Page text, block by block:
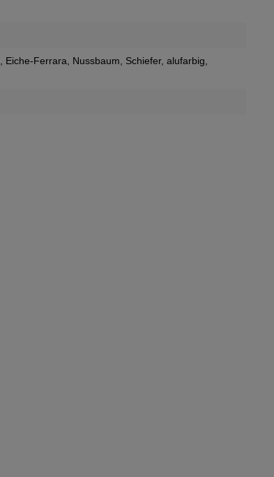
, Eiche-Ferrara, Nussbaum, Schiefer, alufarbig,